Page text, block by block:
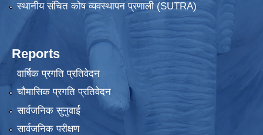
स्थानीय संचित कोष व्यवस्थापन प्रणाली (SUTRA)
Reports
वार्षिक प्रगति प्रतिवेदन
चौमासिक प्रगति प्रतिवेदन
सार्वजनिक सुनुवाई
सार्वजनिक परीक्षण